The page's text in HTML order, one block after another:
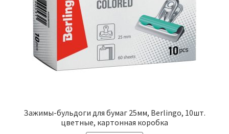
Зажимы-бульдоги для бумаг 25мм, Berlingo, 10шт.
цветные, картонная коробка